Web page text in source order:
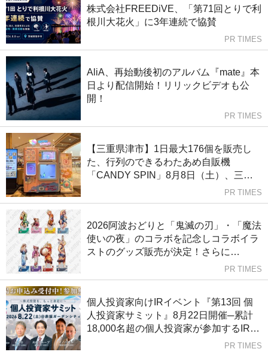
株式会社FREEDiVE、「第71回とりで利
根川大花火」に3年連続で協賛
PR TIMES
AliA、再始動後初のアルバム『mate』本
日より配信開始！リリックビデオも公
開！
PR TIMES
【三重県津市】1日最大176個を販売し
た、行列のできるわたあめ自販機
「CANDY SPIN」8月8日（土）、三重
県津市のイオンモール津南に設置。PR TIMES
2026阿波おどりと「鬼滅の刃」・「魔法
使いの夜」のコラボを記念しコラボイラ
ストのグッズ販売が決定！さらに
ufotableがこれまでに手掛けた歴代阿波
おどりイラストのスタンプラリーも実
PR TIMES
個人投資家向けIRイベント『第13回 個
人投資家サミット』8月22日開催─累計
18,000名超の個人投資家が参加するIRイ
PR TIMES